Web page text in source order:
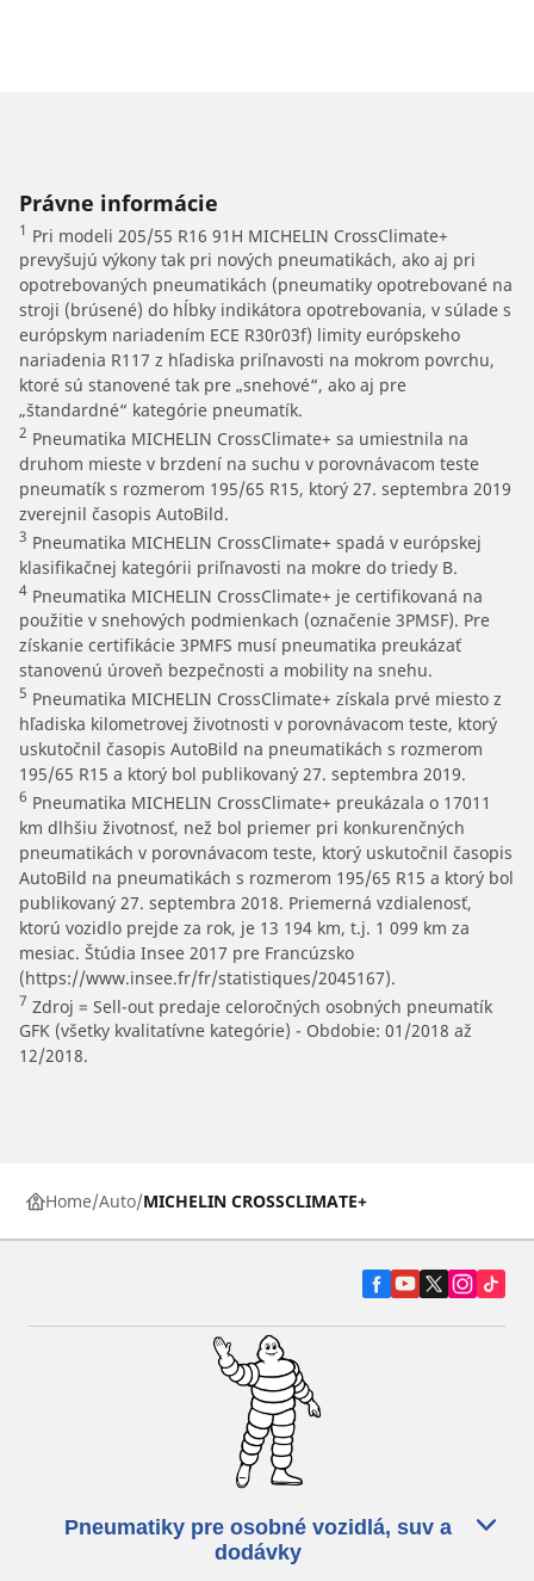
Právne informácie
1 Pri modeli 205/55 R16 91H MICHELIN CrossClimate+
prevyšujú výkony tak pri nových pneumatikách, ako aj pri
opotrebovaných pneumatikách (pneumatiky opotrebované na
stroji (brúsené) do hĺbky indikátora opotrebovania, v súlade s
európskym nariadením ECE R30r03f) limity európskeho
nariadenia R117 z hľadiska priľnavosti na mokrom povrchu,
ktoré sú stanovené tak pre „snehové“, ako aj pre
„štandardné“ kategórie pneumatík.
2 Pneumatika MICHELIN CrossClimate+ sa umiestnila na
druhom mieste v brzdení na suchu v porovnávacom teste
pneumatík s rozmerom 195/65 R15, ktorý 27. septembra 2019
zverejnil časopis AutoBild.
3 Pneumatika MICHELIN CrossClimate+ spadá v európskej
klasifikačnej kategórii priľnavosti na mokre do triedy B.
4 Pneumatika MICHELIN CrossClimate+ je certifikovaná na
použitie v snehových podmienkach (označenie 3PMSF). Pre
získanie certifikácie 3PMFS musí pneumatika preukázať
stanovenú úroveň bezpečnosti a mobility na snehu.
5 Pneumatika MICHELIN CrossClimate+ získala prvé miesto z
hľadiska kilometrovej životnosti v porovnávacom teste, ktorý
uskutočnil časopis AutoBild na pneumatikách s rozmerom
195/65 R15 a ktorý bol publikovaný 27. septembra 2019.
6 Pneumatika MICHELIN CrossClimate+ preukázala o 17011
km dlhšiu životnosť, než bol priemer pri konkurenčných
pneumatikách v porovnávacom teste, ktorý uskutočnil časopis
AutoBild na pneumatikách s rozmerom 195/65 R15 a ktorý bol
publikovaný 27. septembra 2018. Priemerná vzdialenosť,
ktorú vozidlo prejde za rok, je 13 194 km, t.j. 1 099 km za
mesiac. Štúdia Insee 2017 pre Francúzsko
(https://www.insee.fr/fr/statistiques/2045167).
7 Zdroj = Sell-out predaje celoročných osobných pneumatík
GFK (všetky kvalitatívne kategórie) - Obdobie: 01/2018 až
12/2018.
Home Auto MICHELIN CROSSCLIMATE+
Pneumatiky pre osobné vozidlá, suv a
dodávky